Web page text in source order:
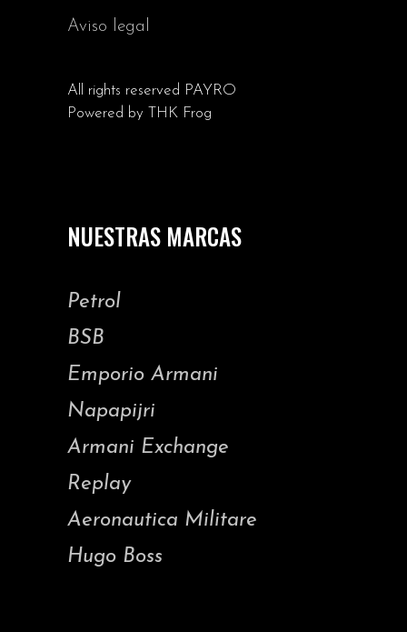
Aviso legal
All rights reserved PAYRO
Powered by
THK Frog
NUESTRAS MARCAS
Petrol
BSB
Emporio Armani
Napapijri
Armani Exchange
Replay
Aeronautica Militare
Hugo Boss